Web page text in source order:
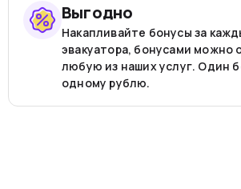
Выгодно
Накапливайте бонусы за
эвакуатора, бонусами можно
любую из наших услуг. Один
одному рублю.